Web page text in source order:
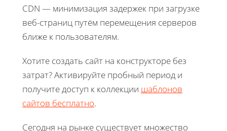
CDN — минимизация задержек при загрузке
веб-страниц путём перемещения серверов
ближе к пользователям.
Хотите создать сайт на конструкторе без
затрат? Активируйте пробный период и
получите доступ к коллекции шаблонов
сайтов бесплатно.
Сегодня на рынке существует множество